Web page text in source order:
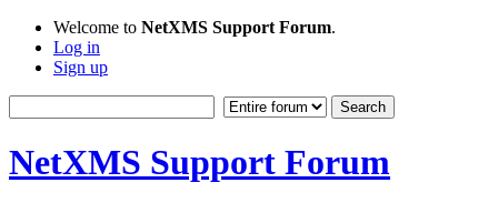
Welcome to NetXMS Support Forum.
Log in
Sign up
NetXMS Support Forum